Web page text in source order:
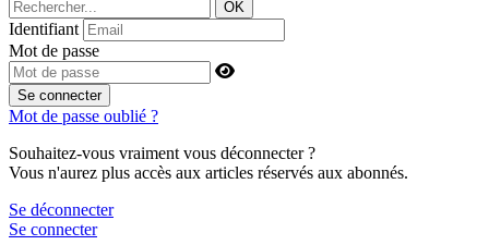
OK
Identifiant
Mot de passe
Se connecter
Mot de passe oublié ?
Souhaitez-vous vraiment vous déconnecter ?
Vous n'aurez plus accès aux articles réservés aux abonnés.
Se déconnecter
Se connecter